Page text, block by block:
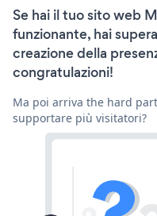
Se hai il tuo sito web
funzionante, hai
creazione della
congratulazioni!
Ma poi arriva the hard
supportare più visitatori?